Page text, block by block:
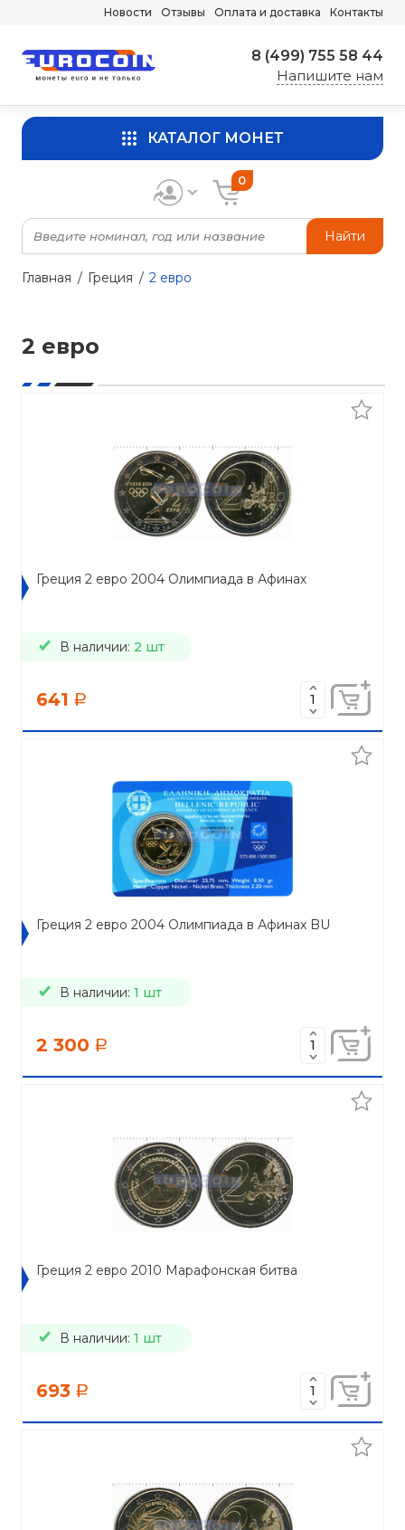
Новости Отзывы Оплата и доставка Контакты
8 (499) 755 58 44
Напишите нам
КАТАЛОГ МОНЕТ
Найти
0
Главная Греция 2 евро
2 евро
Греция 2 евро 2004 Олимпиада в Афинах
В наличии: 2 шт
641 a
Греция 2 евро 2004 Олимпиада в Афинах BU
В наличии: 1 шт
2 300 a
Греция 2 евро 2010 Марафонская битва
В наличии: 1 шт
693 a